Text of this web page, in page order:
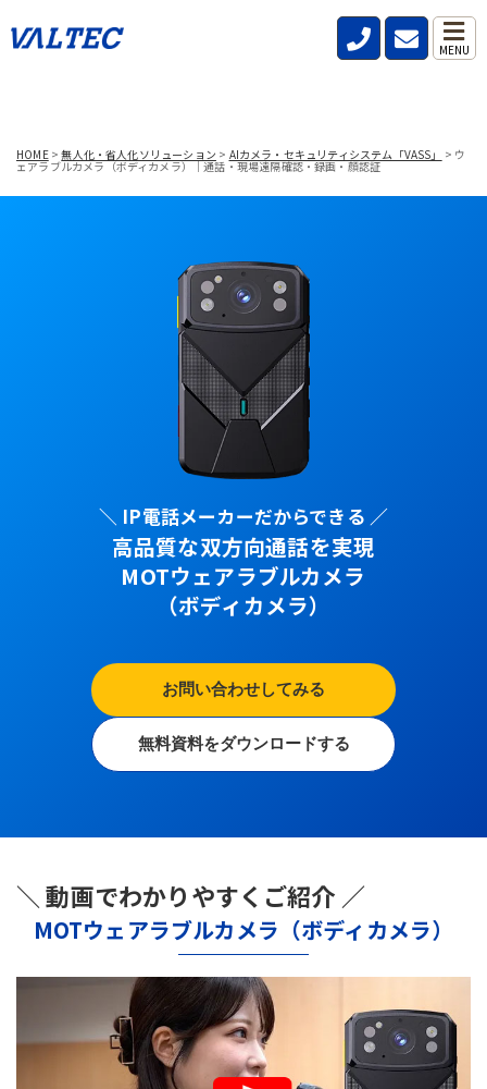
MENU
HOME>無人化・省人化ソリューション > AIカメラ・セキュリティシステム「VASS」 > ウ
ェアラブルカメラ（ボディカメラ）｜通話・現場遠隔確認・録画・顔認証
＼ IP電話メーカーだからできる ／
高品質な双方向通話を実現
MOTウェアラブルカメラ
（ボディカメラ）
お問い合わせしてみる
無料資料をダウンロードする
＼ 動画でわかりやすくご紹介 ／
MOTウェアラブルカメラ（ボディカメラ）